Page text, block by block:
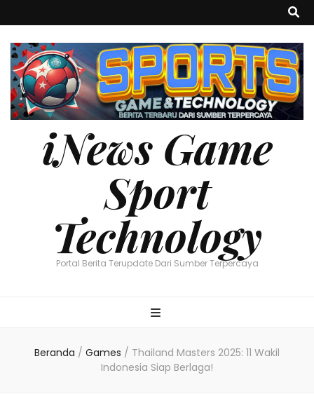
iNews Game
Sport
Technology
Portal Berita Terupdate Dari Sumber Terpercaya
Beranda / Games / Thailand Masters 2025: 11 Wakil
Indonesia Siap Berlaga!